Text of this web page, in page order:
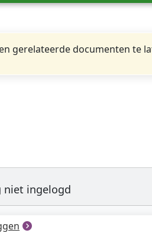
gerelateerde documenten te
niet ingelogd